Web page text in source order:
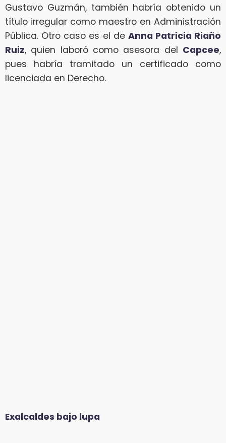
Gustavo Guzmán, también habría obtenido un
título irregular como maestro en Administración
Pública. Otro caso es el de Anna Patricia Riaño
Ruiz, quien laboró como asesora del Capcee,
pues habría tramitado un certificado como
licenciada en Derecho.
Exalcaldes bajo lupa